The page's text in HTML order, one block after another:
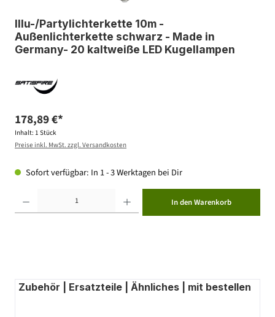
Illu-/Partylichterkette 10m -
Außenlichterkette schwarz - Made in
Germany- 20 kaltweiße LED Kugellampen
178,89 €*
Inhalt: 1 Stück
Preise inkl. MwSt. zzgl. Versandkosten
Sofort verfügbar: In 1 - 3 Werktagen bei Dir
In den Warenkorb
Zubehör | Ersatzteile | Ähnliches | mit bestellen